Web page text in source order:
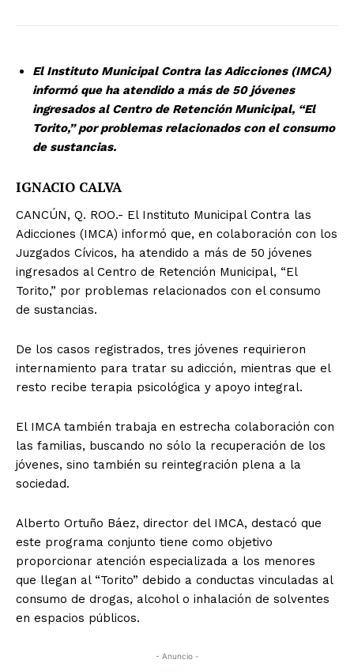
El Instituto Municipal Contra las Adicciones (IMCA)
informó que ha atendido a más de 50 jóvenes
ingresados al Centro de Retención Municipal, “El
Torito,” por problemas relacionados con el consumo
de sustancias.
IGNACIO CALVA
CANCÚN, Q. ROO.- El Instituto Municipal Contra las
Adicciones (IMCA) informó que, en colaboración con los
Juzgados Cívicos, ha atendido a más de 50 jóvenes
ingresados al Centro de Retención Municipal, “El
Torito,” por problemas relacionados con el consumo
de sustancias.
De los casos registrados, tres jóvenes requirieron
internamiento para tratar su adicción, mientras que el
resto recibe terapia psicológica y apoyo integral.
El IMCA también trabaja en estrecha colaboración con
las familias, buscando no sólo la recuperación de los
jóvenes, sino también su reintegración plena a la
sociedad.
Alberto Ortuño Báez, director del IMCA, destacó que
este programa conjunto tiene como objetivo
proporcionar atención especializada a los menores
que llegan al “Torito” debido a conductas vinculadas al
consumo de drogas, alcohol o inhalación de solventes
en espacios públicos.
- Anuncio -